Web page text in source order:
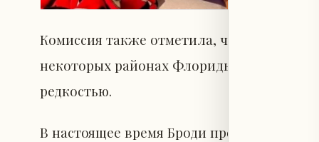
Комиссия также отметила, что несмотря
некоторых районах Флориды, серьёзные
редкостью.
В настоящее время Броди продолжает